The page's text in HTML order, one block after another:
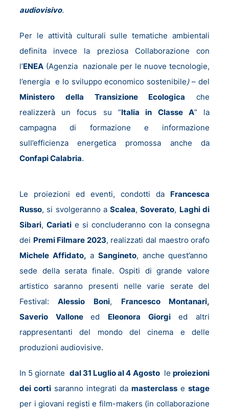
audiovisivo.
Per le attività culturali sulle tematiche ambientali
definita invece la preziosa Collaborazione con
l’ENEA(Agenzia nazionale per le nuove tecnologie,
l’energia e lo sviluppo economico sostenibile)– del
Ministero della Transizione Ecologica che
realizzerà un focus su “Italia in Classe A” la
campagna di formazione e informazione
sull’efficienza energetica promossa anche da
Confapi Calabria.
Le proiezioni ed eventi, condotti da Francesca
Russo, si svolgeranno aScalea,Soverato, Laghi di
Sibari, Cariatie si concluderanno con la consegna
dei Premi Filmare 2023, realizzati dal maestro orafo
Michele Affidato, aSangineto, anche quest’anno
sede della serata finale. Ospiti di grande valore
artistico saranno presenti nelle varie serate del
Festival:Alessio Boni, Francesco Montanari,
Saverio Valloneed Eleonora Giorgied altri
rappresentanti del mondo del cinema e delle
produzioni audiovisive.
In 5 giornate dal 31 Luglio al 4 Agostoleproiezioni
dei cortisaranno integrati damasterclass estage
per i giovani registi e film-makers (in collaborazione